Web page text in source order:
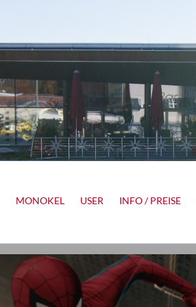
MONOKEL USER INFO / PREISE